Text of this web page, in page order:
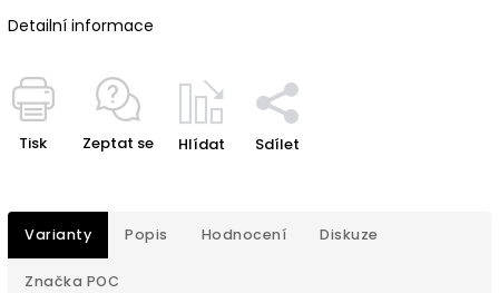
Detailní informace
Tisk Zeptat se Hlídat Sdílet
Varianty Popis Hodnocení Diskuze
Značka POC